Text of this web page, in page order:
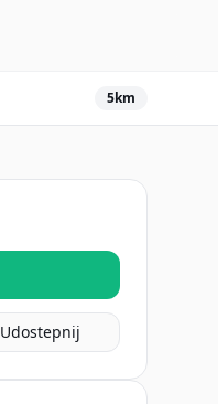
5km
Udostepnij